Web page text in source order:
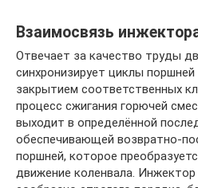
Взаимосвязь
Отвечает за качество труды
синхронизирует циклы
закрытием соответственных
процесс сжигания горючей
выходит в определённой
обеспечивающей возвратно-
поршней, которое
движение коленвала.